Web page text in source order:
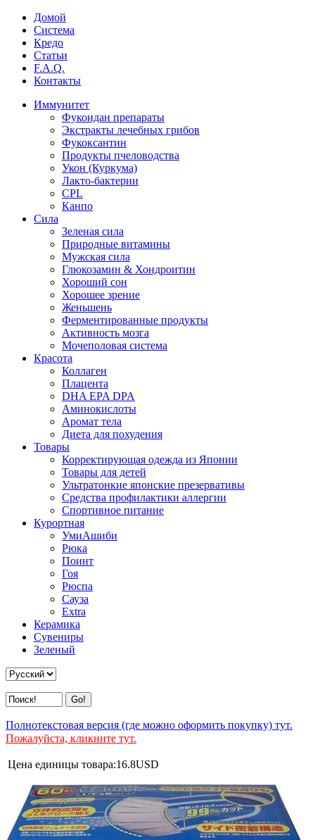
Домой
Система
Кредо
Статьи
F.A.Q.
Контакты
Иммунитет
Фукоидан препараты
Экстракты лечебных грибов
Фукоксантин
Продукты пчеловодства
Укон (Куркума)
Лакто-бактерии
CPL
Канпо
Сила
Зеленая сила
Природные витамины
Мужская сила
Глюкозамин & Хондроитин
Хороший сон
Хорошее зрение
Женьшень
Ферментированные продукты
Активность мозга
Мочеполовая система
Красота
Коллаген
Плацента
DHA EPA DPA
Аминокислоты
Аромат тела
Диета для похудения
Товары
Корректирующая одежда из Японии
Товары для детей
Ультратонкие японские презервативы
Средства профилактики аллергии
Спортивное питание
Курортная
УмиАшиби
Рюка
Поинт
Гоя
Рюспа
Сауза
Extra
Керамика
Сувениры
Зеленый
Полнотекстовая версия (где можно оформить покупку) тут.
Пожалуйста, кликните тут.
Цена единицы товара:16.8USD